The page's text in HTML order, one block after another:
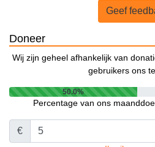
Geef
Doneer
Wij zijn geheel afhankelijk van
gebruikers ons
50.0%
Percentage van ons
€